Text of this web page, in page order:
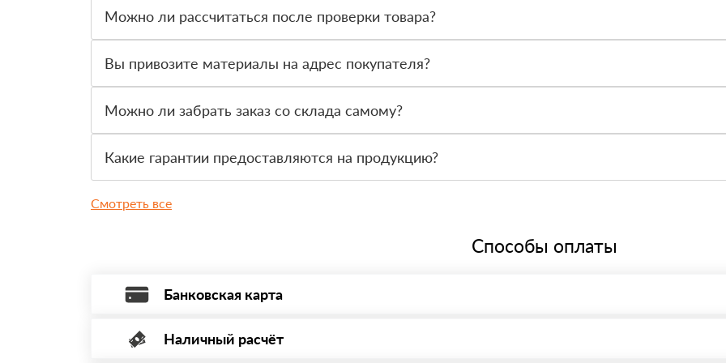
Можно ли рассчитаться после проверки товара?
Вы привозите материалы на адрес покупателя?
Можно ли забрать заказ со склада самому?
Какие гарантии предоставляются на продукцию?
Смотреть все
Способы оплаты
Банковская карта
Оплата банковской картой, через Интернет, возможна через системы электронных платежей.
Наличный расчёт